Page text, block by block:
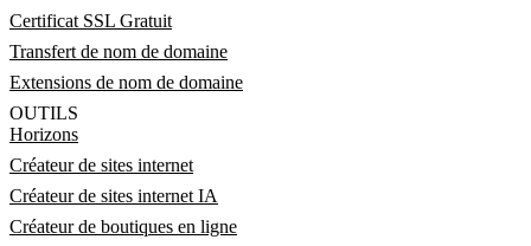
Certificat SSL Gratuit
Transfert de nom de domaine
Extensions de nom de domaine
OUTILS
Horizons
Créateur de sites internet
Créateur de sites internet IA
Créateur de boutiques en ligne